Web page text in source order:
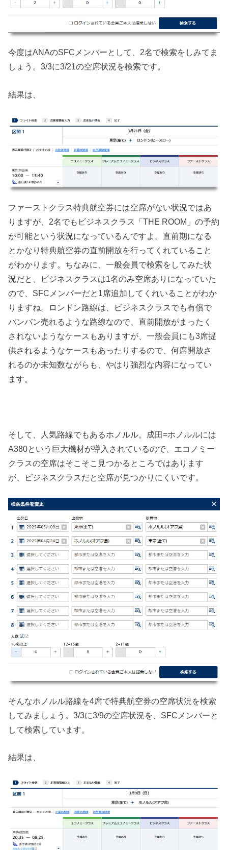
今度はANAのSFCメンバーとして、2名で検索をしみてま
しょう。3/3に3/21の空席状況を検索です。
結果は、
ファーストクラス特典航空券には空席がない状況ではあ
りますが、2名でもビジネスクラス「THE ROOM」の予約
が可能という状況になっているんですよ。直前期になる
とかなり特典航空券の直前開放を行ってくれていること
がわかります。ちなみに、一般会員で検索をしてみた状
況だと、ビジネスクラスは1名のみ空席ありになっていた
ので、SFCメンバーだと1席追加してくれいることがわか
りますね。ロンドン路線は、ビジネスクラスでも有償で
バンバン売れるような路線なので、直前開放がまったく
されないようなケースもありますが、一般会員にも3席提
供されるようなケースもあったりするので、何席開放さ
れるのか未知数ながらも、やはり強烈な内容になってい
ます。
そして、人気路線でもあるホノルル。成田=ホノルルには
A380という巨大機材が導入されているので、エコノミー
クラスの空席はそこそこ見つかるところではあります
が、ビジネスクラスだと空席が見つかりにくいです。
そんなホノルル路線を4席で特典航空券の空席状況を検索
してみましょう。3/3に3/9の空席状況を、SFCメンバーと
して検索しています。
結果は、